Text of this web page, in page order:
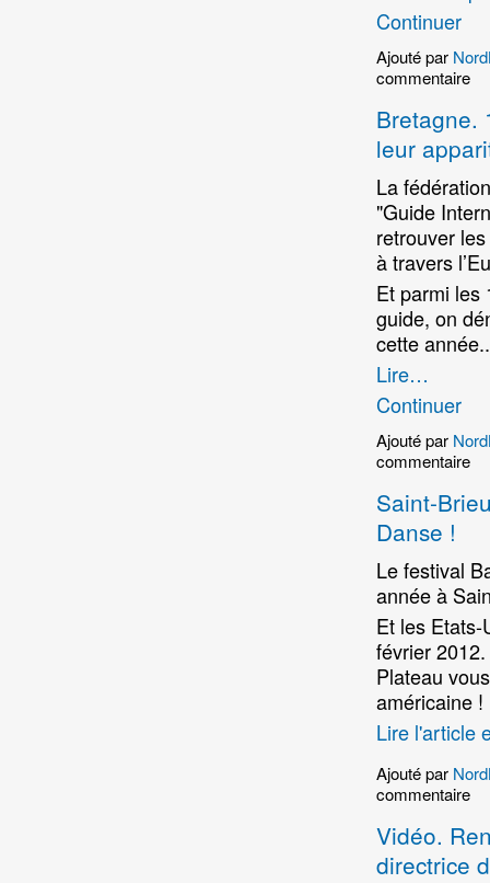
Continuer
Ajouté par
commentaire
Bretagne.
leur
La
"Guide
retrouver
à travers
Et parmi les
guide, on
cette
Lire…
Continuer
Ajouté par
commentaire
Saint-
Danse !
Le festival
année à
Et les
février
Plateau
américaine !
Lire l'article
Ajouté par
commentaire
Vidéo.
directrice